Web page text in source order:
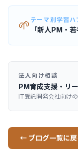
🌱 テーマ別学習ハ
「新人PM・
法人向け相談
PM育成支援・リ
IT受託開発会社向け
← ブログ一覧に戻